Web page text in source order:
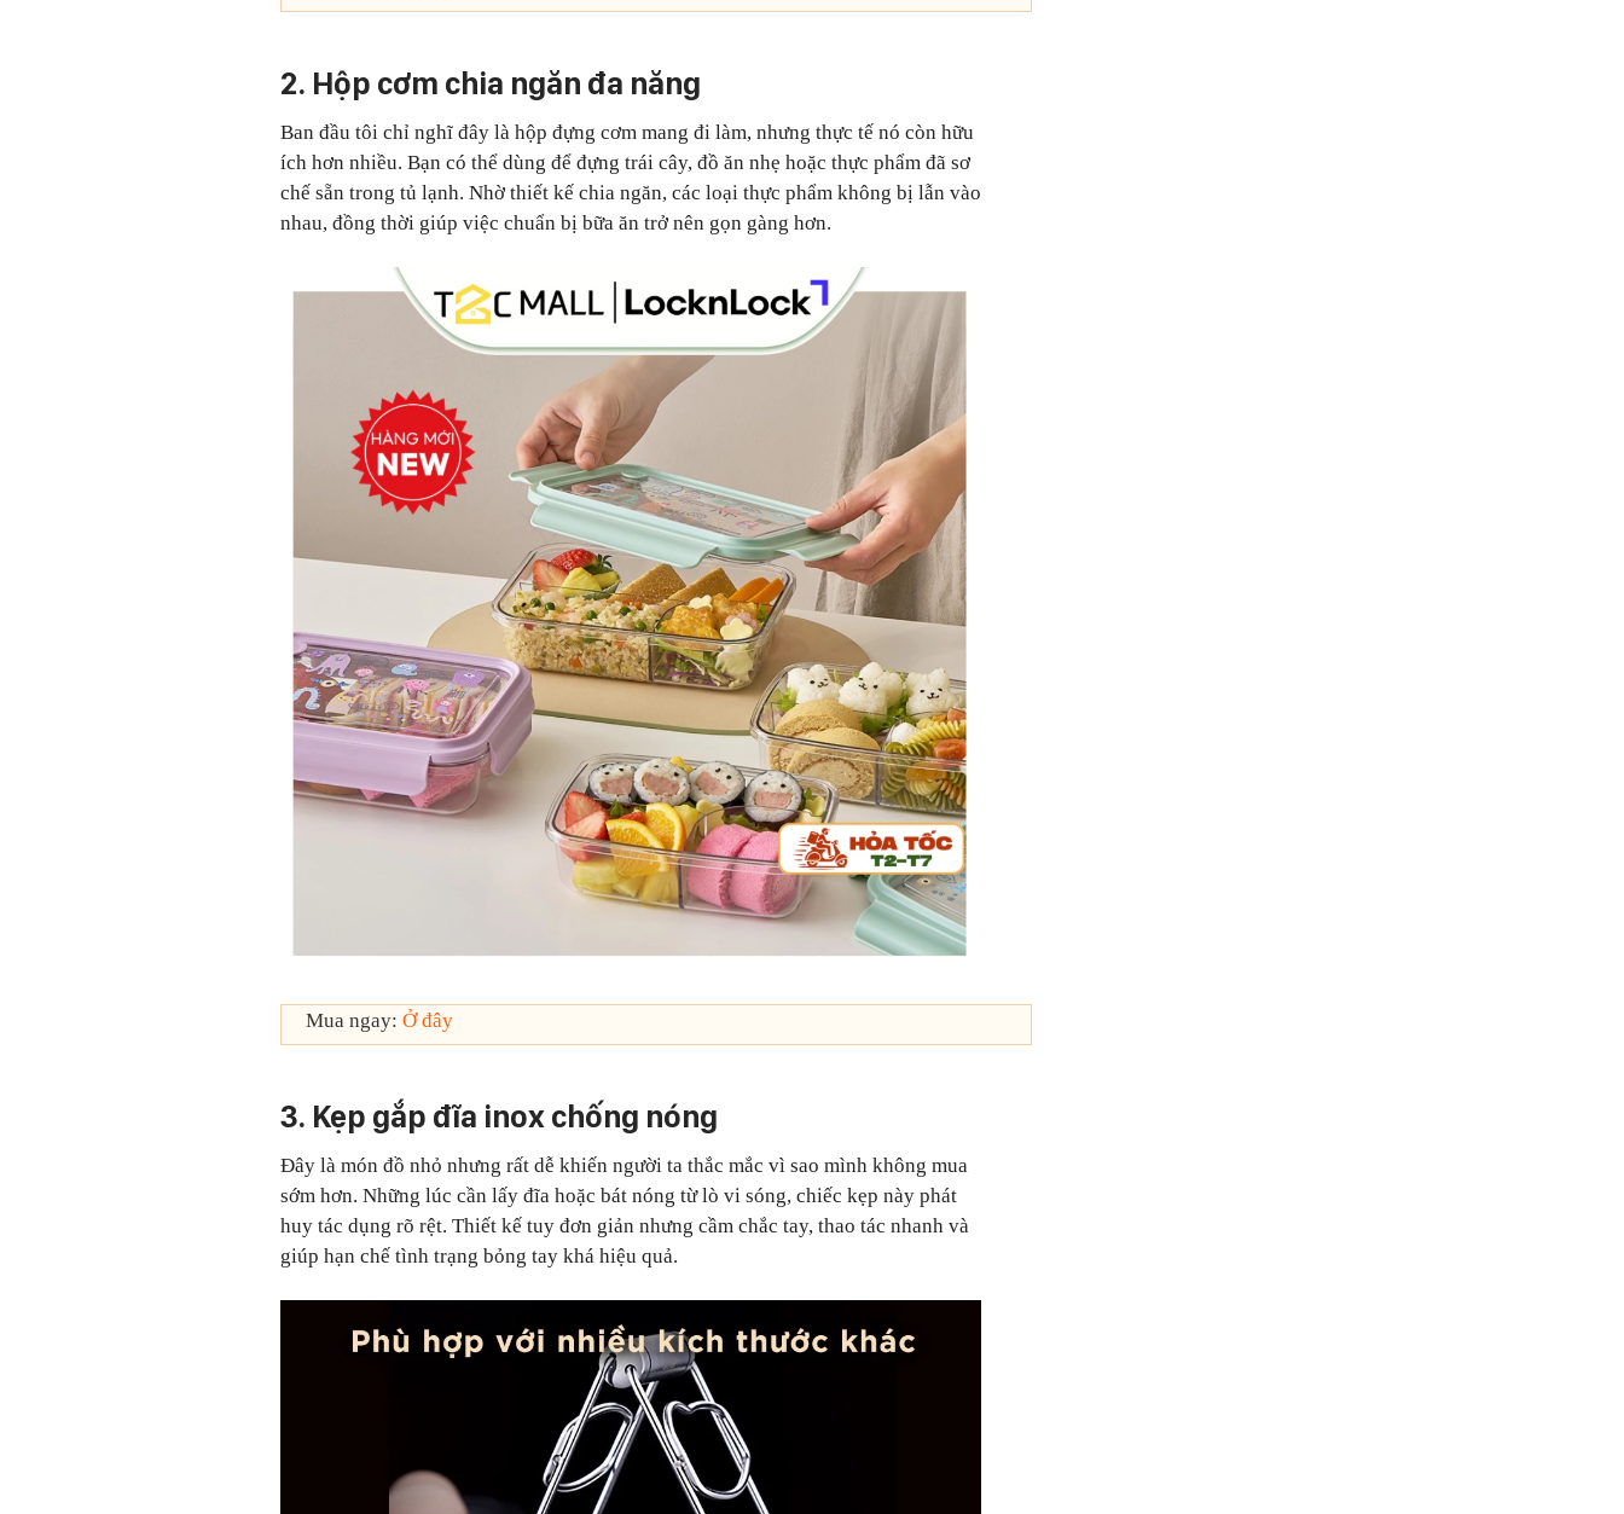
2. Hộp cơm chia ngăn đa năng
Ban đầu tôi chỉ nghĩ đây là hộp đựng cơm mang đi làm, nhưng thực tế nó còn hữu
ích hơn nhiều. Bạn có thể dùng để đựng trái cây, đồ ăn nhẹ hoặc thực phẩm đã sơ
chế sẵn trong tủ lạnh. Nhờ thiết kế chia ngăn, các loại thực phẩm không bị lẫn vào
nhau, đồng thời giúp việc chuẩn bị bữa ăn trở nên gọn gàng hơn.
Mua ngay: Ở đây
3. Kẹp gắp đĩa inox chống nóng
Đây là món đồ nhỏ nhưng rất dễ khiến người ta thắc mắc vì sao mình không mua
sớm hơn. Những lúc cần lấy đĩa hoặc bát nóng từ lò vi sóng, chiếc kẹp này phát
huy tác dụng rõ rệt. Thiết kế tuy đơn giản nhưng cầm chắc tay, thao tác nhanh và
giúp hạn chế tình trạng bỏng tay khá hiệu quả.